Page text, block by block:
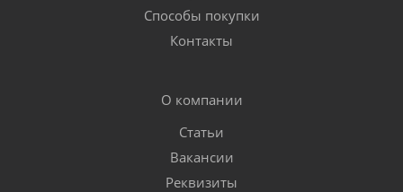
Способы покупки
Контакты
О компании
Статьи
Вакансии
Реквизиты